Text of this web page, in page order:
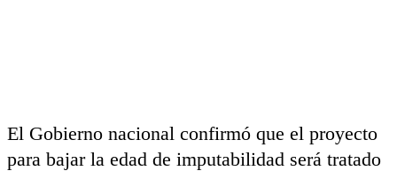
El Gobierno nacional confirmó que el proyecto
para bajar la edad de imputabilidad será tratado